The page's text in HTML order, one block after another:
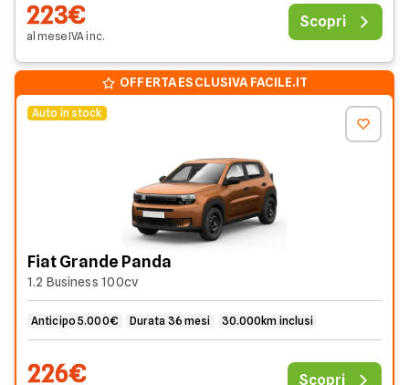
223€
al meseIVAinc.
Scopri
OFFERTA ESCLUSIVA FACILE.IT
Auto in stock
Fiat Grande Panda
1.2 Business 100cv
Anticipo 5.000€ Durata 36 mesi 30.000km inclusi
226€ Scopri